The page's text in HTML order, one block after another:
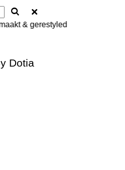
& gerestyled
Dotia